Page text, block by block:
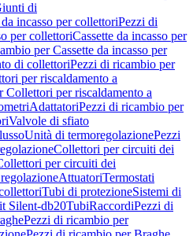
di
da incasso per collettoriPezzi di
per collettoriCassette da incasso per
per Cassette da incasso per
di collettoriPezzi di ricambio per
per riscaldamento a
Collettori per riscaldamento a
AdattatoriPezzi di ricambio per
Valvole di sfiato
Unità di termoregolazionePezzi
Collettori per circuiti dei
per circuiti dei
AttuatoriTermostati
Tubi di protezioneSistemi di
Silent-db20TubiRaccordiPezzi di
Pezzi di ricambio per